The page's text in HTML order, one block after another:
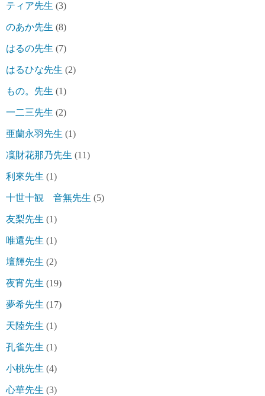
ティア先生 (3)
のあか先生 (8)
はるの先生 (7)
はるひな先生 (2)
もの。先生 (1)
一二三先生 (2)
亜蘭永羽先生 (1)
凜財花那乃先生 (11)
利來先生 (1)
十世十観 音無先生 (5)
友梨先生 (1)
唯還先生 (1)
壇輝先生 (2)
夜宵先生 (19)
夢希先生 (17)
天陸先生 (1)
孔雀先生 (1)
小桃先生 (4)
心華先生 (3)